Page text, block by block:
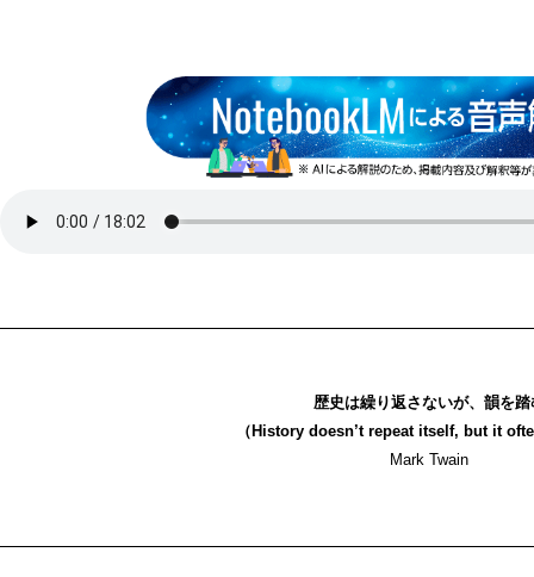
歴史は繰り返さないが、韻を踏
（History doesn’t repeat itself, but it
Mark Twain